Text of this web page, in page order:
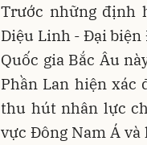
Trước những định
Diệu Linh - Đại biện
Quốc gia Bắc Âu
Phần Lan hiện
thu hút nhân lực
vực Đông Nam Á